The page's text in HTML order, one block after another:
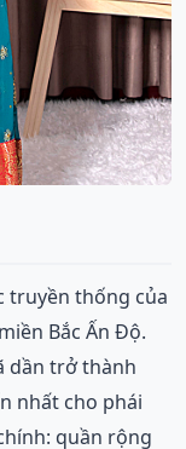
truyền thống của
Bắc Ấn Độ.
dần trở thành
nhất cho phái
quần rộng